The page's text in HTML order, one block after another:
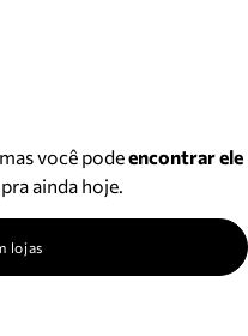
você podeencontrar ele
ainda hoje.
lojas